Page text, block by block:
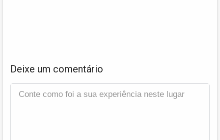
Deixe um comentário